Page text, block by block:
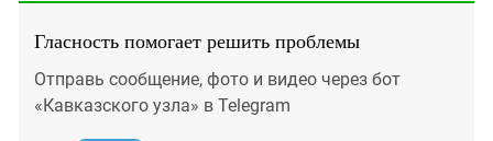
Гласность помогает решить проблемы
Отправь сообщение, фото и видео через бот
«Кавказского узла» в Telegram